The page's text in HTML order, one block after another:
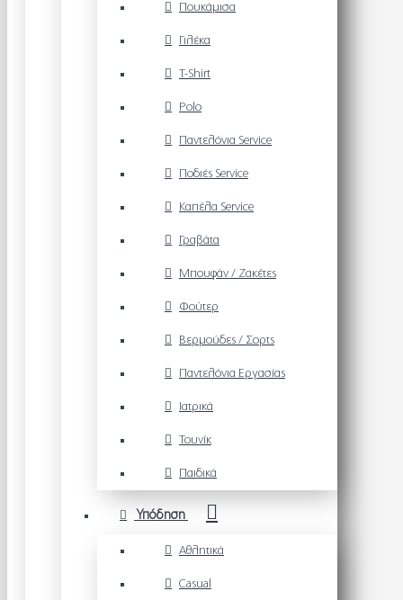
Πουκάμισα
Γιλέκα
T-Shirt
Polo
Παντελόνια Service
Ποδιές Service
Καπέλα Service
Γραβάτα
Μπουφάν / Ζακέτες
Φούτερ
Βερμούδες / Σορτς
Παντελόνια Εργασίας
Ιατρικά
Τουνίκ
Παιδικά
Υπόδηση
Αθλητικά
Casual